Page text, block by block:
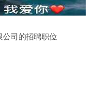
公司的招聘职位